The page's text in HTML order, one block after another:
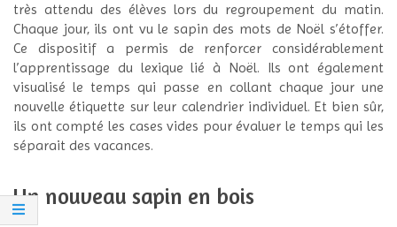
très attendu des élèves lors du regroupement du matin.
Chaque jour, ils ont vu le sapin des mots de Noël s’étoffer.
Ce dispositif a permis de renforcer considérablement
l’apprentissage du lexique lié à Noël. Ils ont également
visualisé le temps qui passe en collant chaque jour une
nouvelle étiquette sur leur calendrier individuel. Et bien sûr,
ils ont compté les cases vides pour évaluer le temps qui les
séparait des vacances.
Un nouveau sapin en bois